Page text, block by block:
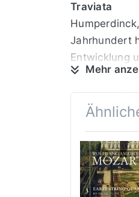
Traviata
Jahrhundert
Entwicklung
Das wenige
Partitur, an
den
Hänsel und
Das
Mehr